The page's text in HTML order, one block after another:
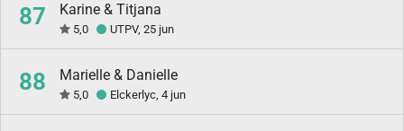
87 Karine & Titjana
5,0 UTPV, 25 jun
88 Marielle & Danielle
5,0 Elckerlyc, 4 jun